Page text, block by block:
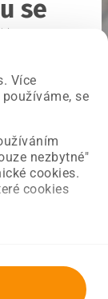
Více
se
nezbytné"
cookies.
cookies
se
stránku.